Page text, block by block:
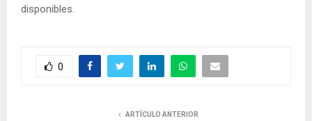
disponibles.
0
ARTÍCULO ANTERIOR